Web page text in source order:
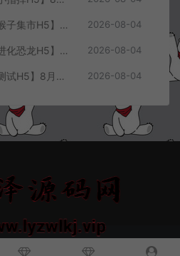
三网H5模拟经营游戏【猴子集市H5】8月最新整理Linux手工服务端+Win一键服务端+解压即玩+简易安卓客户端+详细搭建教程 2026-08-04
三网H5休闲游戏【合成进化恐龙H5】8月最新整理Linux手工服务端+Win一键服务端+解压即玩+简易安卓客户端+详细搭建教程 2026-08-04
三网H5休闲游戏【脑力测试H5】8月最新整理Linux手工服务端+Win一键服务端+解压即玩+简易安卓客户端+详细搭建教程 2026-08-04
冷雨泽
豫